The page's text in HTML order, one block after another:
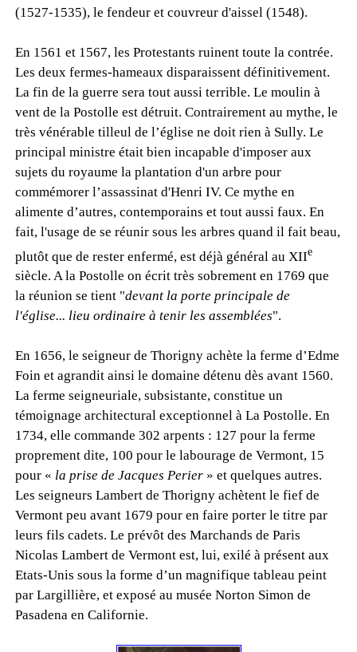
(1527-1535), le fendeur et couvreur d'aissel (1548).
En 1561 et 1567, les Protestants ruinent toute la contrée.
Les deux fermes-hameaux disparaissent définitivement.
La fin de la guerre sera tout aussi terrible. Le moulin à
vent de la Postolle est détruit. Contrairement au mythe, le
très vénérable tilleul de l’église ne doit rien à Sully. Le
principal ministre était bien incapable d'imposer aux
sujets du royaume la plantation d'un arbre pour
commémorer l’assassinat d'Henri IV. Ce mythe en
alimente d’autres, contemporains et tout aussi faux. En
fait, l'usage de se réunir sous les arbres quand il fait beau,
plutôt que de rester enfermé, est déjà général au XIIe
siècle. A la Postolle on écrit très sobrement en 1769 que
la réunion se tient "devant la porte principale de
l'église... lieu ordinaire à tenir les assemblées".
En 1656, le seigneur de Thorigny achète la ferme d’Edme
Foin et agrandit ainsi le domaine détenu dès avant 1560.
La ferme seigneuriale, subsistante, constitue un
témoignage architectural exceptionnel à La Postolle. En
1734, elle commande 302 arpents : 127 pour la ferme
proprement dite, 100 pour le labourage de Vermont, 15
pour « la prise de Jacques Perier» et quelques autres.
Les seigneurs Lambert de Thorigny achètent le fief de
Vermont peu avant 1679 pour en faire porter le titre par
leurs fils cadets. Le prévôt des Marchands de Paris
Nicolas Lambert de Vermont est, lui, exilé à présent aux
Etats-Unis sous la forme d’un magnifique tableau peint
par Largillière, et exposé au musée Norton Simon de
Pasadena en Californie.